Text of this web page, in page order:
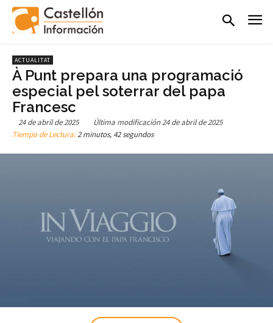
ACTUALITAT
À Punt prepara una programació
especial pel soterrar del papa
Francesc
24 de abril de 2025 Última modificación24 de abril de 2025
Tiempo de Lectura:2 minutos, 42 segundos